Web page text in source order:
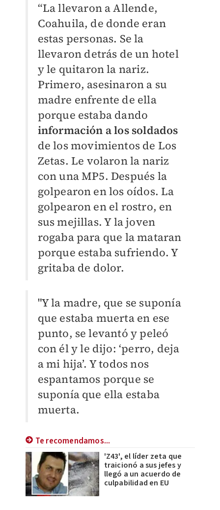
“La llevaron a Allende,
Coahuila, de donde eran
estas personas. Se la
llevaron detrás de un hotel
y le quitaron la nariz.
Primero, asesinaron a su
madre enfrente de ella
porque estaba dando
información a los soldados
de los movimientos de Los
Zetas. Le volaron la nariz
con una MP5. Después la
golpearon en los oídos. La
golpearon en el rostro, en
sus mejillas. Y la joven
rogaba para que la mataran
porque estaba sufriendo. Y
gritaba de dolor.
"Y la madre, que se suponía
que estaba muerta en ese
punto, se levantó y peleó
con él y le dijo: ‘perro, deja
a mi hija’. Y todos nos
espantamos porque se
suponía que ella estaba
muerta.
Te recomendamos...
'Z43', el líder zeta que
traicionó a sus jefes y
llegó a un acuerdo de
culpabilidad en EU